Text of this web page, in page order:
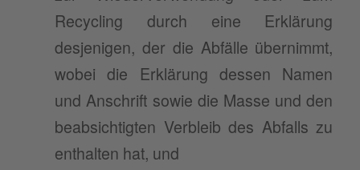
Recycling durch eine Erklärung
desjenigen, der die Abfälle übernimmt,
wobei die Erklärung dessen Namen
und Anschrift sowie die Masse und den
beabsichtigten Verbleib des Abfalls zu
enthalten hat, und